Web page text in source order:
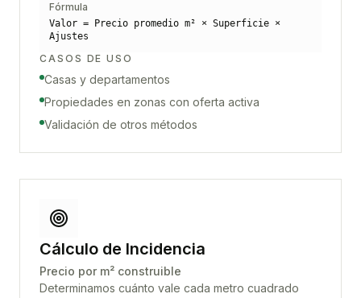
Fórmula
Valor = Precio promedio m² × Superficie ×
Ajustes
CASOS DE USO
Casas y departamentos
Propiedades en zonas con oferta activa
Validación de otros métodos
Cálculo de Incidencia
Precio por m² construible
Determinamos cuánto vale cada metro cuadrado